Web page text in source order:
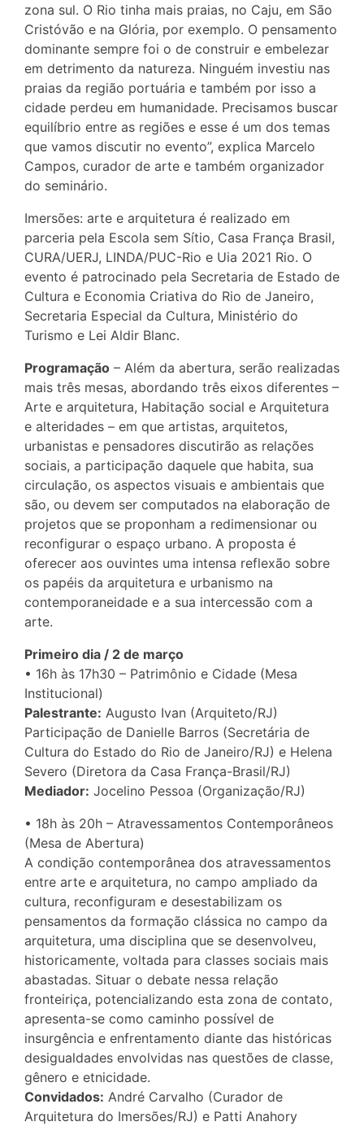
zona sul. O Rio tinha mais praias, no Caju, em São
Cristóvão e na Glória, por exemplo. O pensamento
dominante sempre foi o de construir e embelezar
em detrimento da natureza. Ninguém investiu nas
praias da região portuária e também por isso a
cidade perdeu em humanidade. Precisamos buscar
equilíbrio entre as regiões e esse é um dos temas
que vamos discutir no evento”, explica Marcelo
Campos, curador de arte e também organizador
do seminário.
Imersões: arte e arquitetura é realizado em
parceria pela Escola sem Sítio, Casa França Brasil,
CURA/UERJ, LINDA/PUC-Rio e Uia 2021 Rio. O
evento é patrocinado pela Secretaria de Estado de
Cultura e Economia Criativa do Rio de Janeiro,
Secretaria Especial da Cultura, Ministério do
Turismo e Lei Aldir Blanc.
Programação – Além da abertura, serão realizadas
mais três mesas, abordando três eixos diferentes –
Arte e arquitetura, Habitação social e Arquitetura
e alteridades – em que artistas, arquitetos,
urbanistas e pensadores discutirão as relações
sociais, a participação daquele que habita, sua
circulação, os aspectos visuais e ambientais que
são, ou devem ser computados na elaboração de
projetos que se proponham a redimensionar ou
reconfigurar o espaço urbano. A proposta é
oferecer aos ouvintes uma intensa reflexão sobre
os papéis da arquitetura e urbanismo na
contemporaneidade e a sua intercessão com a
arte.
Primeiro dia / 2 de março
• 16h às 17h30 – Patrimônio e Cidade (Mesa
Institucional)
Palestrante: Augusto Ivan (Arquiteto/RJ)
Participação de Danielle Barros (Secretária de
Cultura do Estado do Rio de Janeiro/RJ) e Helena
Severo (Diretora da Casa França-Brasil/RJ)
Mediador: Jocelino Pessoa (Organização/RJ)
• 18h às 20h – Atravessamentos Contemporâneos
(Mesa de Abertura)
A condição contemporânea dos atravessamentos
entre arte e arquitetura, no campo ampliado da
cultura, reconfiguram e desestabilizam os
pensamentos da formação clássica no campo da
arquitetura, uma disciplina que se desenvolveu,
historicamente, voltada para classes sociais mais
abastadas. Situar o debate nessa relação
fronteiriça, potencializando esta zona de contato,
apresenta-se como caminho possível de
insurgência e enfrentamento diante das históricas
desigualdades envolvidas nas questões de classe,
gênero e etnicidade.
Convidados: André Carvalho (Curador de
Arquitetura do Imersões/RJ) e Patti Anahory